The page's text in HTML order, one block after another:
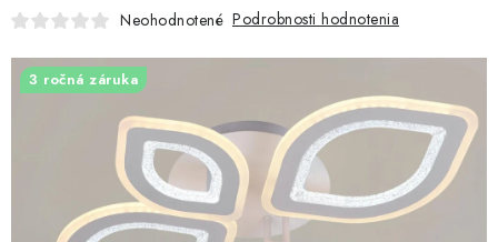
PRACOVNÉ SVIETIDLÁ
ELEKTROMATERIÁL
VENTILÁTORY
SAMSUNG SVIETIDLÁ
Neohodnotené Podrobnosti hodnotenia
3 ročná záruka